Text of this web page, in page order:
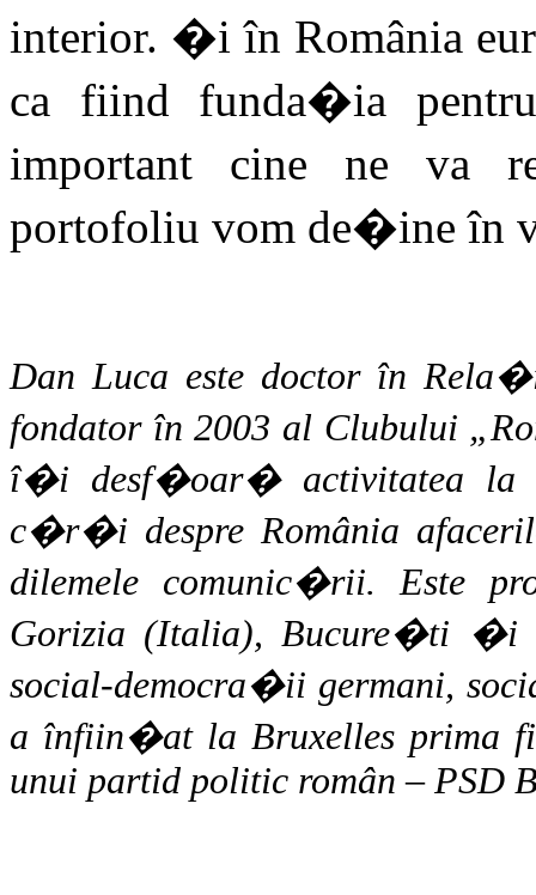
interior. �i în România
ca fiind funda�ia
important cine ne va
portofoliu vom de�ine în
Dan Luca este doctor în
fondator în 2003 al Clubului
î�i desf�oar� activitatea la
c�r�i despre România
dilemele comunic�rii. Este
Gorizia (Italia), Bucure�ti �i
social-democra�ii germani,
a înfiin�at la Bruxelles prima
unui partid politic român – PSD